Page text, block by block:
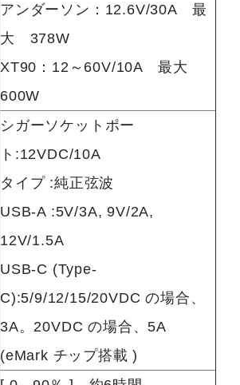
アンダーソン：12.6V/30A 最
大 378W
XT90：12～60V/10A 最大
600W
シガーソケットポー
ト:12VDC/10A
タイプ :純正弦波
USB-A :5V/3A, 9V/2A,
12V/1.5A
USB-C (Type-
C):5/9/12/15/20VDC の場合、
3A。20VDC の場合、5A
(eMark チップ搭載 )